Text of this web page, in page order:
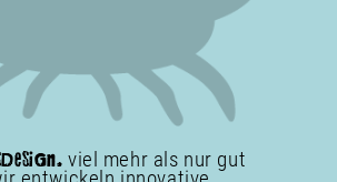
n. viel mehr als nur gut